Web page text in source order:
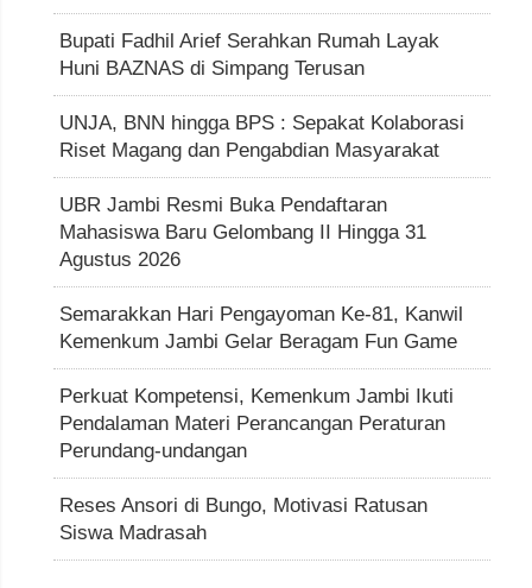
Bupati Fadhil Arief Serahkan Rumah Layak
Huni BAZNAS di Simpang Terusan
UNJA, BNN hingga BPS : Sepakat Kolaborasi
Riset Magang dan Pengabdian Masyarakat
UBR Jambi Resmi Buka Pendaftaran
Mahasiswa Baru Gelombang II Hingga 31
Agustus 2026
Semarakkan Hari Pengayoman Ke-81, Kanwil
Kemenkum Jambi Gelar Beragam Fun Game
Perkuat Kompetensi, Kemenkum Jambi Ikuti
Pendalaman Materi Perancangan Peraturan
Perundang-undangan
Reses Ansori di Bungo, Motivasi Ratusan
Siswa Madrasah